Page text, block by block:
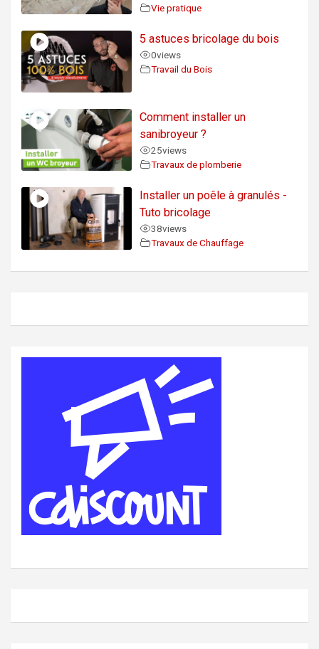
Vie pratique
5 astuces bricolage du bois
0views
Travail du Bois
Comment installer un
sanibroyeur ?
25views
Travaux de plomberie
Installer un poêle à granulés -
Tuto bricolage
38views
Travaux de Chauffage